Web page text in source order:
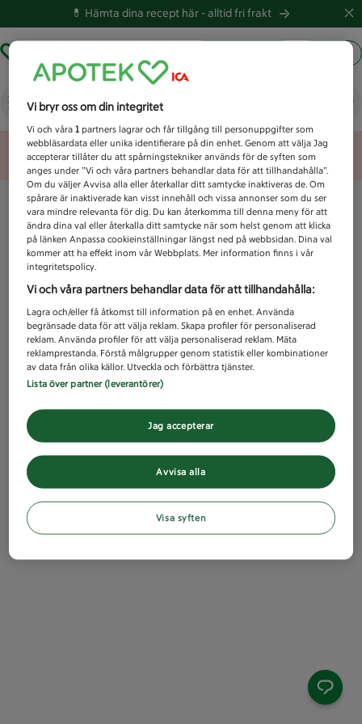
💊 Hämta dina recept här -alltid fri frakt
Fet och blank hud
Unknown error
Vi bryr oss om din integritet
Vi och våra1 partners lagrar och får tillgång till personuppgifter som
webbläsardata eller unika identifierare på din enhet. Genom att välja Jag
accepterar tillåter du att spårningstekniker används för de syften som
anges under ”Vi och våra partners behandlar data för att tillhandahålla”.
Om du väljer Avvisa alla eller återkallar ditt samtycke inaktiveras de. Om
spårare är inaktiverade kan visst innehåll och vissa annonser som du ser
vara mindre relevanta för dig. Du kan återkomma till denna meny för att
ändra dina val eller återkalla ditt samtycke när som helst genom att klicka
på länken Anpassa cookieinställningar längst ned på webbsidan. Dina val
kommer att ha effekt inom vår Webbplats. Mer information finns i vår
integritetspolicy.
Vi och våra partners behandlar data för att tillhandahålla:
Lagra och/eller få åtkomst till information på en enhet. Använda
begränsade data för att välja reklam. Skapa profiler för personaliserad
reklam. Använda profiler för att välja personaliserad reklam. Mäta
reklamprestanda. Förstå målgrupper genom statistik eller kombinationer
av data från olika källor. Utveckla och förbättra tjänster.
Lista över partner (leverantörer)
Avvisa alla
Jag accepterar
Visa syften